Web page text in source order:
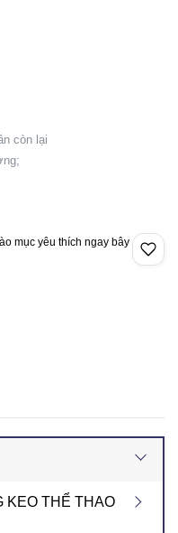
còn lại
mục yêu thích ngay bây
KEO THỂ THAO